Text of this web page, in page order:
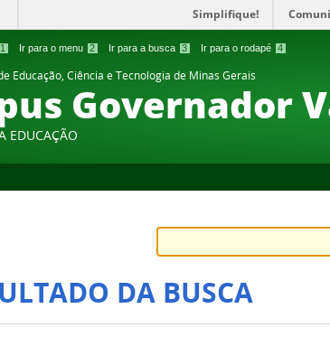
1 Ir para o menu 2 Ir para a busca 3 Ir para o rodapé 4
Simplifique!
Educação, Ciência e Tecnologia de Minas Gerais
Governador
EDUCAÇÃO
DA BUSCA